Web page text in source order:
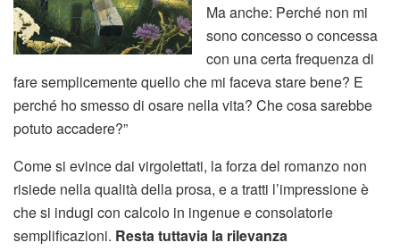
Ma anche: Perché non mi
sono concesso o concessa
con una certa frequenza di
fare semplicemente quello che mi faceva stare bene? E
perché ho smesso di osare nella vita? Che cosa sarebbe
potuto accadere?”
Come si evince dai virgolettati, la forza del romanzo non
risiede nella qualità della prosa, e a tratti l’impressione è
che si indugi con calcolo in ingenue e consolatorie
semplificazioni. Resta tuttavia la rilevanza